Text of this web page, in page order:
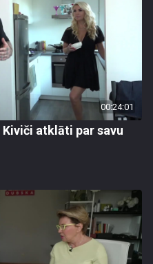
00:24:01
atklāti par savu